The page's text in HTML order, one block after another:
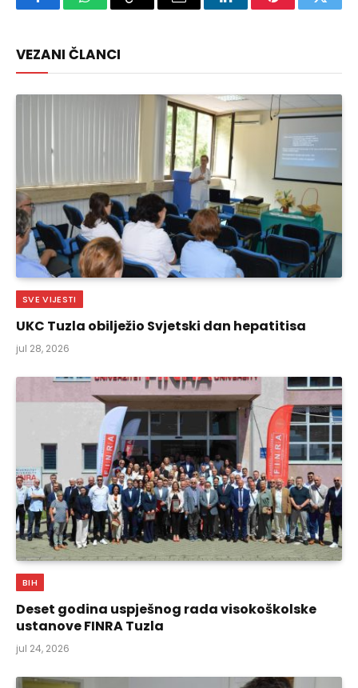
FacebookWhatsAppCopy
Email LinkedInPinterest
VEZANI ČLANCI
SVE VIJESTI
UKC Tuzla obilježio Svjetski dan hepatitisa
jul 28, 2026
BIH
Deset godina uspješnog rada visokoškolske
ustanove FINRA Tuzla
jul 24, 2026